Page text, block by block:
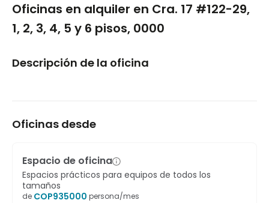
Oficinas en alquiler en Cra. 17 #122-29,
1, 2, 3, 4, 5 y 6 pisos, 0000
Descripción de la oficina
Oficinas desde
Espacio de oficina
Espacios prácticos para equipos de todos los
tamaños
de COP935000 persona/mes